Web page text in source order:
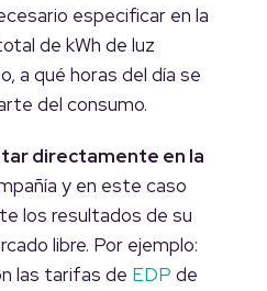
especificar en la
de kWh de luz
a qué horas del día se
del consumo.
directamente en la
y en este caso
los resultados de su
libre. Por ejemplo:
las tarifas de EDP de